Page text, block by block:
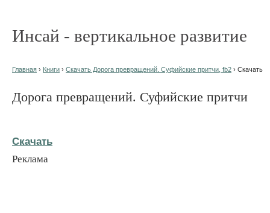
Инсай - вертикальное развитие
Главная › Книги › Скачать Дорога превращений. Суфийские притчи, fb2 › Скачать
Дорога превращений. Суфийские притчи
Скачать
Реклама